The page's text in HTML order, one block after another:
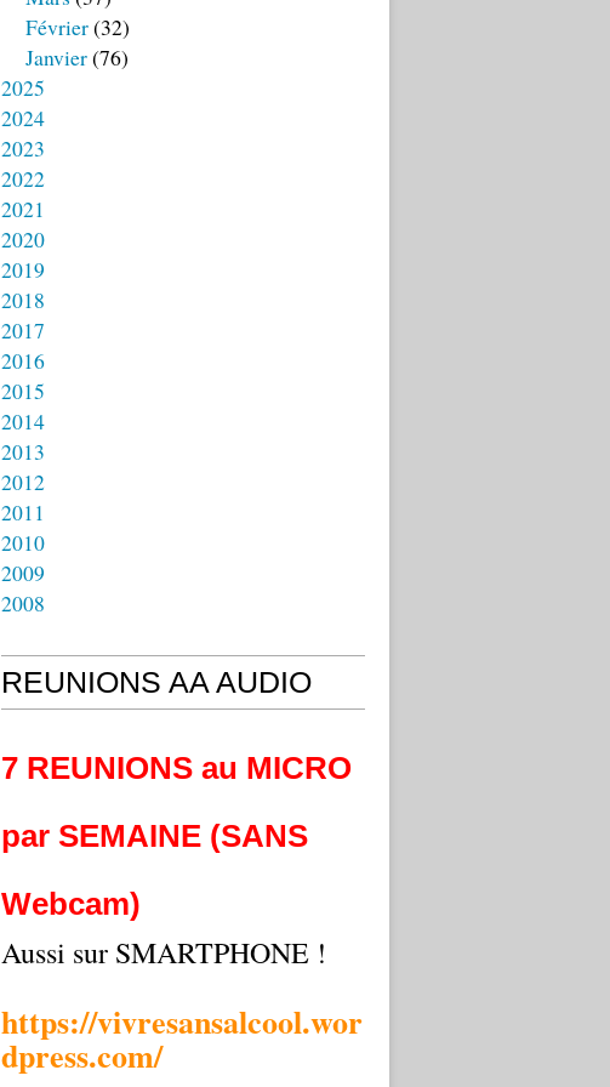
Février(32)
Janvier(76)
2025
2024
2023
2022
2021
2020
2019
2018
2017
2016
2015
2014
2013
2012
2011
2010
2009
2008
REUNIONS AA AUDIO
7 REUNIONS au MICRO
par SEMAINE (SANS
Webcam)
Aussi sur SMARTPHONE !
https://vivresansalcool.wor
dpress.com/